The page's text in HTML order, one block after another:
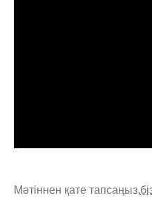
Мәтіннен қате тапсаңыз,